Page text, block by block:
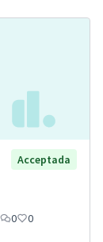
Acceptada
0 0